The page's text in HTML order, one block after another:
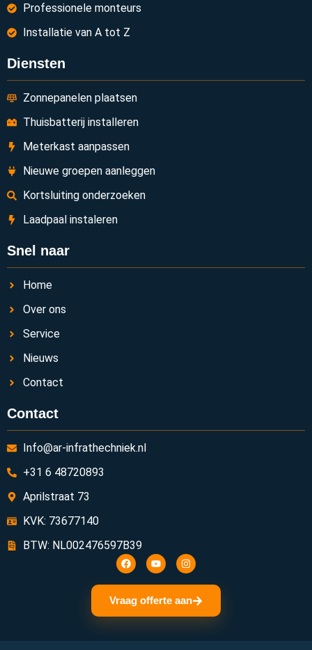
Professionele monteurs
Installatie van A tot Z
Diensten
Zonnepanelen plaatsen
Thuisbatterij installeren
Meterkast aanpassen
Nieuwe groepen aanleggen
Kortsluiting onderzoeken
Laadpaal instaleren
Snel naar
Home
Over ons
Service
Nieuws
Contact
Contact
Info@ar-infrathechniek.nl
+31 6 48720893
Aprilstraat 73
KVK: 73677140
BTW: NL002476597B39
Vraag offerte aan